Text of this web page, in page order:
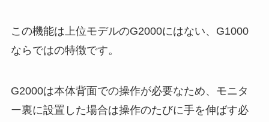
この機能は上位モデルのG2000にはない、G1000
ならではの特徴です。
G2000は本体背面での操作が必要なため、モニタ
ー裏に設置した場合は操作のたびに手を伸ばす必